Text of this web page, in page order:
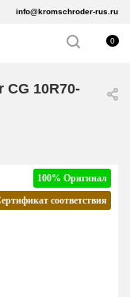
info@kromschroder-rus.ru
0
10R70-
100% Оригинал
соответствия